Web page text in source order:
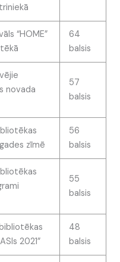
“HOME”
64
balsis
novada
57
balsis
zīmē
56
balsis
55
balsis
2021”
48
balsis